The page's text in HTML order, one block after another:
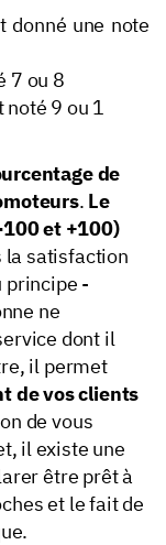
donné une note
7 ou 8
noté 9 ou 1
de
. Le
et +100)
la satisfaction
principe -
ne
dont il
il permet
de vos clients
de vous
il existe une
être prêt à
et le fait de